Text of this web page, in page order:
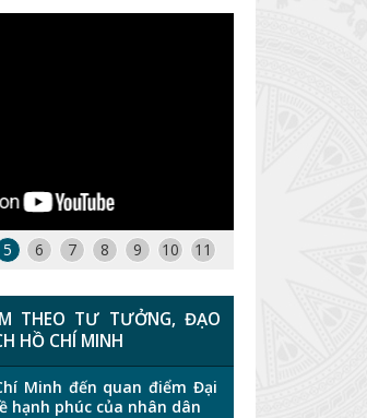
5 6 7 8 9 10 11
THEO TƯ TƯỞNG, ĐẠO
HỒ CHÍ MINH
Minh đến quan điểm Đại
hạnh phúc của nhân dân